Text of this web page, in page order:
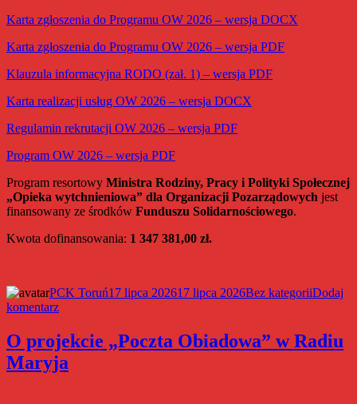
Karta zgłoszenia do Programu OW 2026 – wersja DOCX
Karta zgłoszenia do Programu OW 2026 – wersja PDF
Klauzula informacyjna RODO (zał. 1) – wersja PDF
Karta realizacji usług OW 2026 – wersja DOCX
Regulamin rekrutacji OW 2026 – wersja PDF
Program OW 2026 – wersja PDF
Program resortowy Ministra Rodziny, Pracy i Polityki Społecznej
„Opieka wytchnieniowa” dla Organizacji Pozarządowych jest
finansowany ze środków Funduszu Solidarnościowego.
Kwota dofinansowania: 1 347 381,00 zł.
Autor
PCK ToruńData
17 lipca 202617 lipca 2026Kategorie
Bez kategoriiDodaj
komentarzdo
rekrutacja
do
Programu
O projekcie „Poczta Obiadowa” w Radiu
Maryja